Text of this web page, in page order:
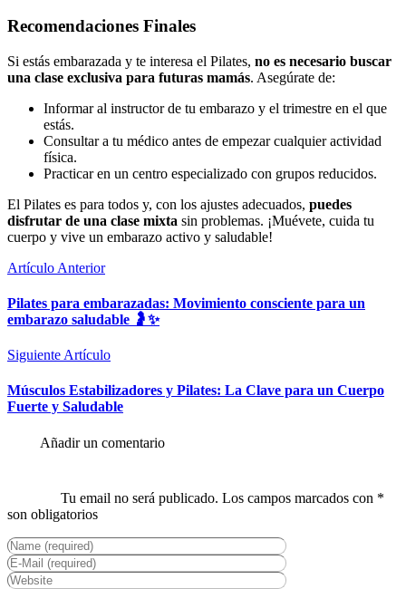
Recomendaciones Finales
Si estás embarazada y te interesa el Pilates, no es necesario buscar
una clase exclusiva para futuras mamás. Asegúrate de:
Informar al instructor de tu embarazo y el trimestre en el que
estás.
Consultar a tu médico antes de empezar cualquier actividad
física.
Practicar en un centro especializado con grupos reducidos.
El Pilates es para todos y, con los ajustes adecuados, puedes
disfrutar de una clase mixta sin problemas. ¡Muévete, cuida tu
cuerpo y vive un embarazo activo y saludable!
Artículo Anterior
Pilates para embarazadas: Movimiento consciente para un
embarazo saludable 🤰✨
Siguiente Artículo
Músculos Estabilizadores y Pilates: La Clave para un Cuerpo
Fuerte y Saludable